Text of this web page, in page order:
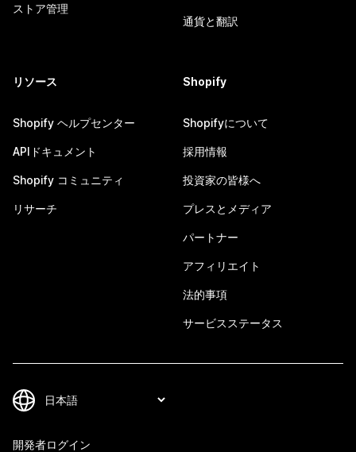
ストア管理
通貨と翻訳
リソース
Shopify ヘルプセンター
APIドキュメント
Shopify コミュニティ
リサーチ
Shopify
Shopifyについて
採用情報
投資家の皆様へ
プレスとメディア
パートナー
アフィリエイト
法的事項
サービスステータス
開発者ログイン